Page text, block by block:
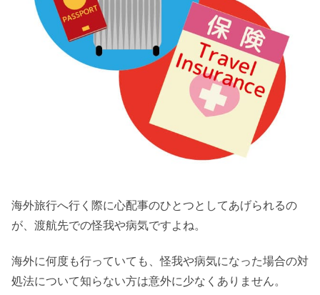
海外旅行へ行く際に心配事のひとつとしてあげられるの
が、渡航先での怪我や病気ですよね。
海外に何度も行っていても、怪我や病気になった場合の対
処法について知らない方は意外に少なくありません。